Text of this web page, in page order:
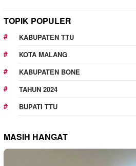
TOPIK POPULER
KABUPATEN TTU
KOTA MALANG
KABUPATEN BONE
TAHUN 2024
BUPATI TTU
MASIH HANGAT